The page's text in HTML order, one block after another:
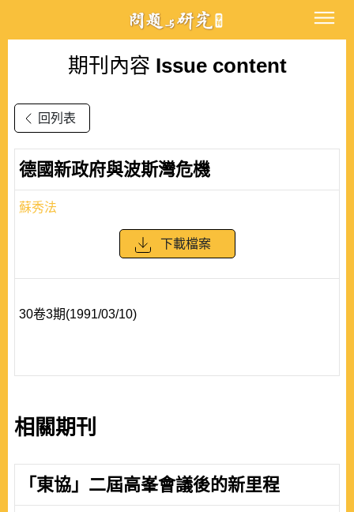
期刊內容 Issue content
回列表
德國新政府與波斯灣危機
蘇秀法
下載檔案
30卷3期(1991/03/10)
相關期刊
「東協」二屆高峯會議後的新里程